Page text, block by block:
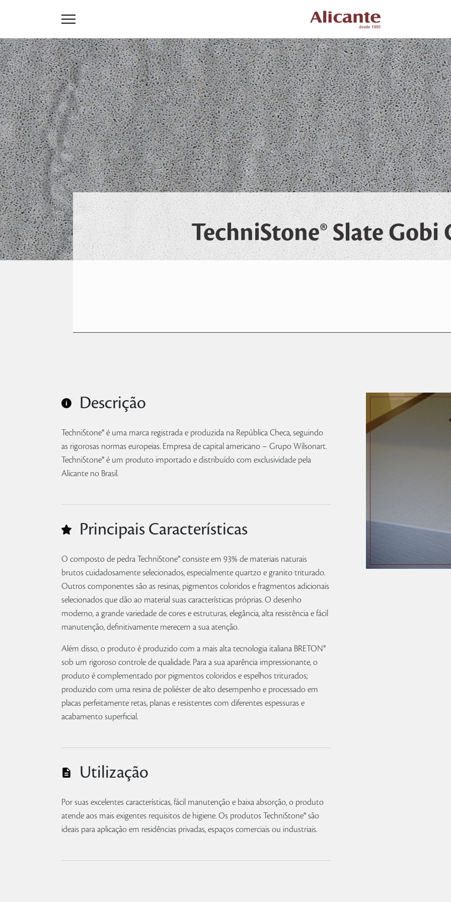
TechniStone® Slate Gobi
Descrição
TechniStone® é uma marca registrada e produzida na República Checa, seguindo
as rigorosas normas europeias. Empresa de capital americano – Grupo Wilsonart.
TechniStone® é um produto importado e distribuído com exclusividade pela
Alicante no Brasil.
Principais Características
O composto de pedra TechniStone® consiste em 93% de materiais naturais
brutos cuidadosamente selecionados, especialmente quartzo e granito triturado.
Outros componentes são as resinas, pigmentos coloridos e fragmentos adicionais
selecionados que dão ao material suas características próprias. O desenho
moderno, a grande variedade de cores e estruturas, elegância, alta resistência e fácil
manutenção, definitivamente merecem a sua atenção.
Além disso, o produto é produzido com a mais alta tecnologia italiana BRETON®
sob um rigoroso controle de qualidade. Para a sua aparência impressionante, o
produto é complementado por pigmentos coloridos e espelhos triturados;
produzido com uma resina de poliéster de alto desempenho e processado em
placas perfeitamente retas, planas e resistentes com diferentes espessuras e
acabamento superficial.
Utilização
Por suas excelentes características, fácil manutenção e baixa absorção, o produto
atende aos mais exigentes requisitos de higiene. Os produtos TechniStone® são
ideais para aplicação em residências privadas, espaços comerciais ou industriais.